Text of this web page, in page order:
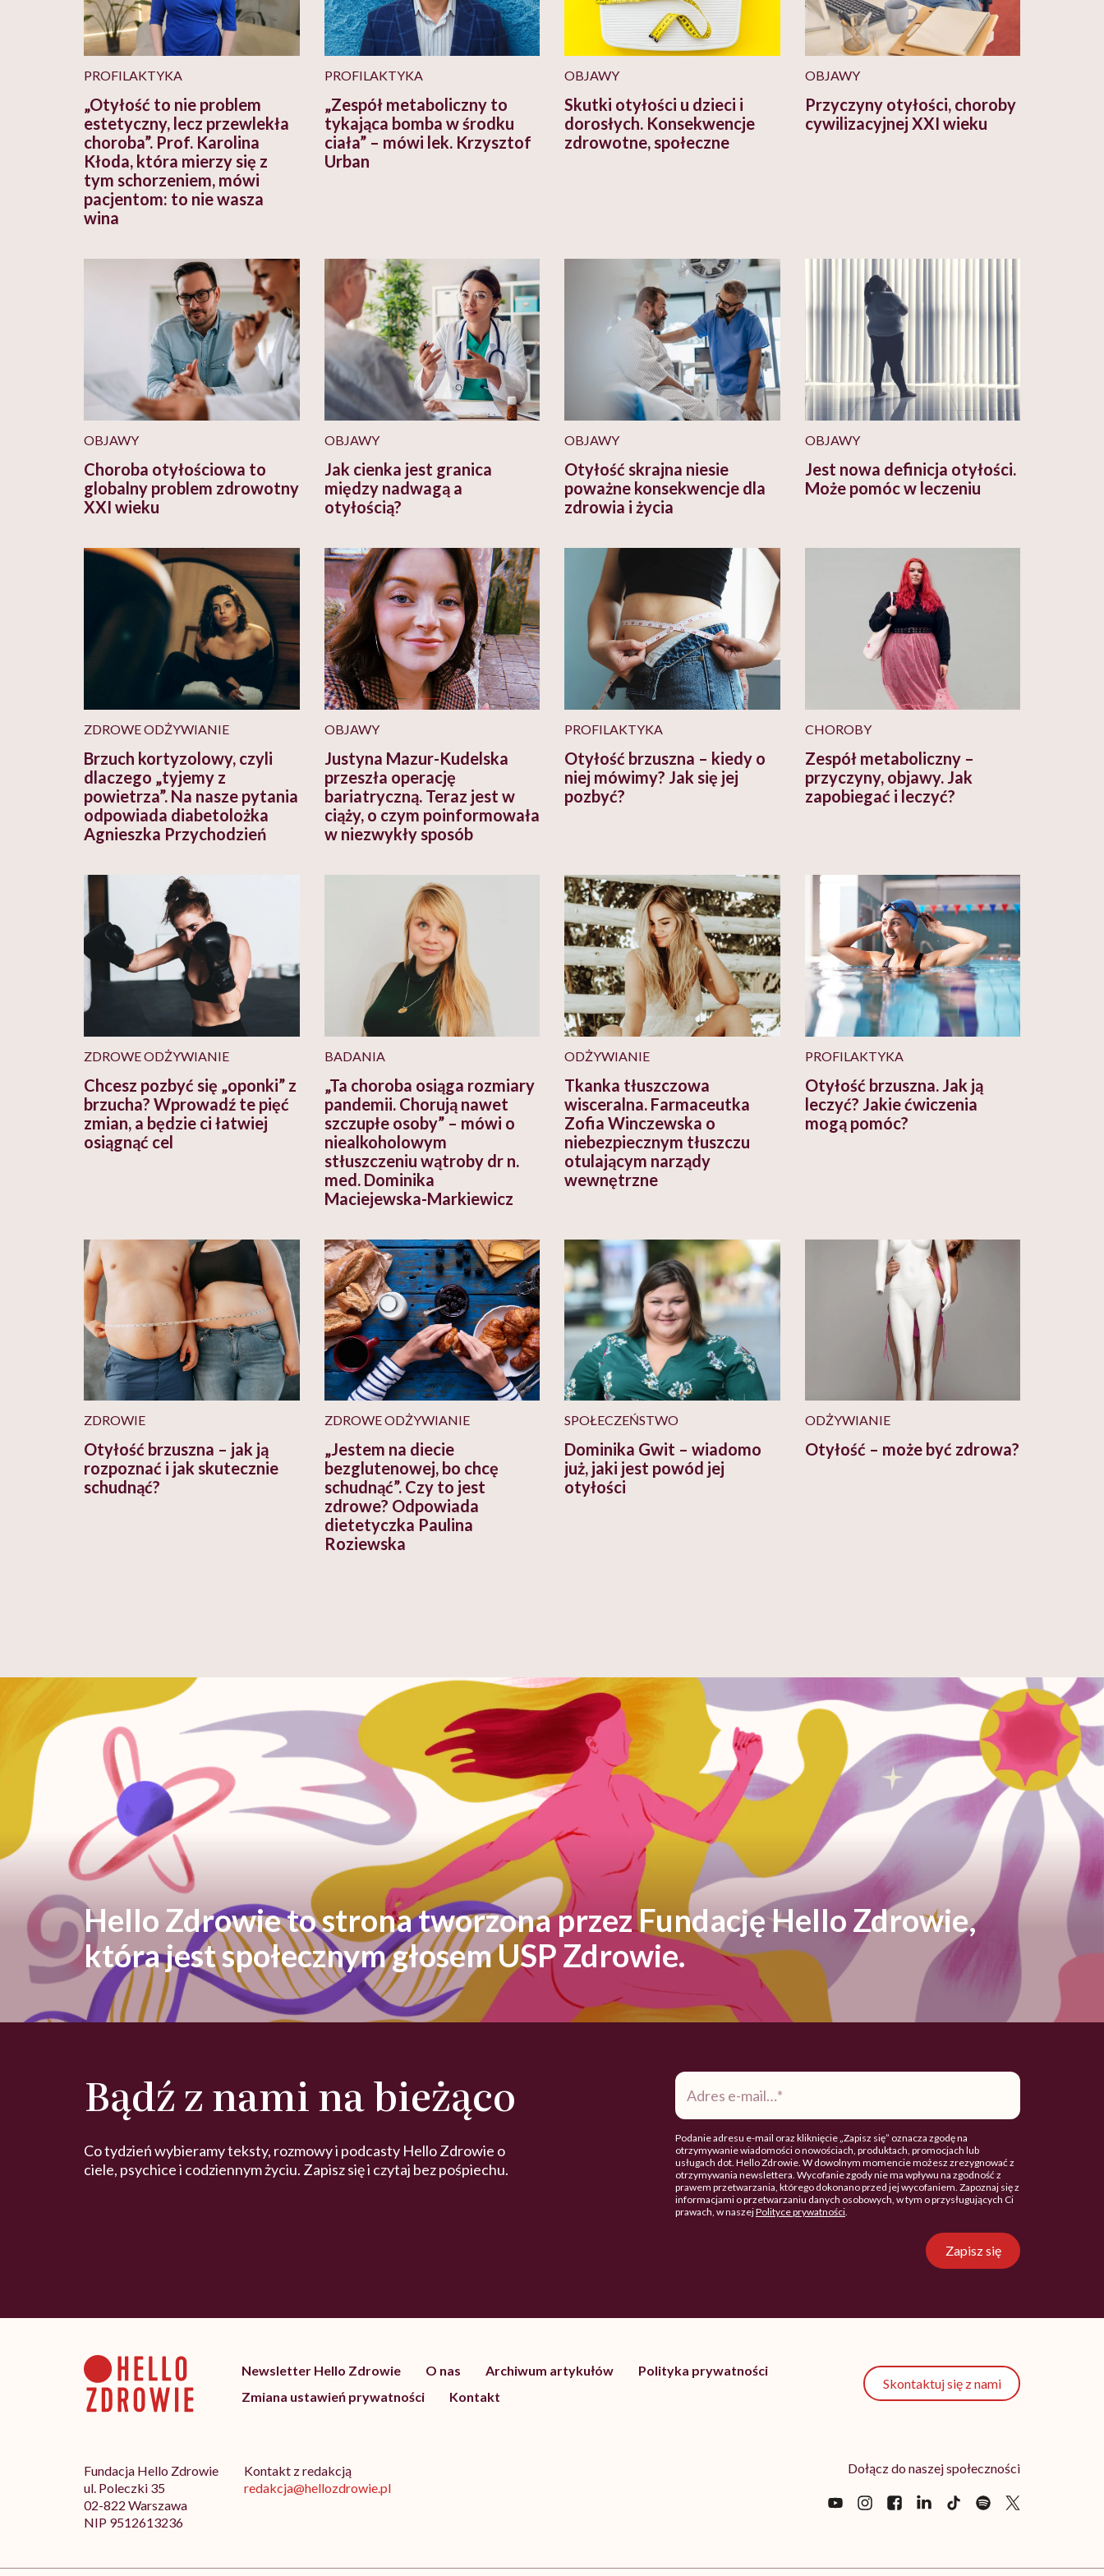
PROFILAKTYKA
„Otyłość to nie problem
estetyczny, lecz przewlekła
choroba”. Prof. Karolina
Kłoda, która mierzy się z
tym schorzeniem, mówi
pacjentom: to nie wasza
wina
PROFILAKTYKA
„Zespół metaboliczny to
tykająca bomba w środku
ciała” – mówi lek. Krzysztof
Urban
OBJAWY
Skutki otyłości u dzieci i
dorosłych. Konsekwencje
zdrowotne, społeczne
OBJAWY
Przyczyny otyłości, choroby
cywilizacyjnej XXI wieku
OBJAWY
Choroba otyłościowa to
globalny problem zdrowotny
XXI wieku
OBJAWY
Jak cienka jest granica
między nadwagą a
otyłością?
OBJAWY
Otyłość skrajna niesie
poważne konsekwencje dla
zdrowia i życia
OBJAWY
Jest nowa definicja otyłości.
Może pomóc w leczeniu
ZDROWE ODŻYWIANIE
Brzuch kortyzolowy, czyli
dlaczego „tyjemy z
powietrza”. Na nasze pytania
odpowiada diabetolożka
Agnieszka Przychodzień
OBJAWY
Justyna Mazur-Kudelska
przeszła operację
bariatryczną. Teraz jest w
ciąży, o czym poinformowała
w niezwykły sposób
PROFILAKTYKA
Otyłość brzuszna – kiedy o
niej mówimy? Jak się jej
pozbyć?
CHOROBY
Zespół metaboliczny –
przyczyny, objawy. Jak
zapobiegać i leczyć?
ZDROWE ODŻYWIANIE
Chcesz pozbyć się „oponki” z
brzucha? Wprowadź te pięć
zmian, a będzie ci łatwiej
osiągnąć cel
BADANIA
„Ta choroba osiąga rozmiary
pandemii. Chorują nawet
szczupłe osoby” – mówi o
niealkoholowym
stłuszczeniu wątroby dr n.
med. Dominika
Maciejewska-Markiewicz
ODŻYWIANIE
Tkanka tłuszczowa
wisceralna. Farmaceutka
Zofia Winczewska o
niebezpiecznym tłuszczu
otulającym narządy
wewnętrzne
PROFILAKTYKA
Otyłość brzuszna. Jak ją
leczyć? Jakie ćwiczenia
mogą pomóc?
ZDROWIE
Otyłość brzuszna – jak ją
rozpoznać i jak skutecznie
schudnąć?
ZDROWE ODŻYWIANIE
„Jestem na diecie
bezglutenowej, bo chcę
schudnąć”. Czy to jest
zdrowe? Odpowiada
dietetyczka Paulina
Roziewska
SPOŁECZEŃSTWO
Dominika Gwit – wiadomo
już, jaki jest powód jej
otyłości
ODŻYWIANIE
Otyłość – może być zdrowa?
Hello Zdrowie to strona tworzona przez Fundację Hello Zdrowie,
która jest społecznym głosem USP Zdrowie.
Bądź z nami na bieżąco
Co tydzień wybieramy teksty, rozmowy i podcasty Hello Zdrowie o
ciele, psychice i codziennym życiu. Zapisz się i czytaj bez pośpiechu.
Adres
mail*
Podanie adresu e-mail oraz kliknięcie „Zapisz się” oznacza zgodę na
otrzymywanie wiadomości o nowościach, produktach, promocjach lub
usługach dot. Hello Zdrowie. W dowolnym momencie możesz zrezygnować z
otrzymywania newslettera. Wycofanie zgody nie ma wpływu na zgodność z
prawem przetwarzania, którego dokonano przed jej wycofaniem. Zapoznaj się z
informacjami o przetwarzaniu danych osobowych, w tym o przysługujących Ci
prawach, w naszejPolityce prywatności.
Zapisz się
Newsletter Hello Zdrowie O nas Archiwum artykułów
Polityka prywatności
Zmiana ustawień prywatności
Kontakt
Skontaktuj się z nami
Fundacja Hello Zdrowie
ul. Poleczki 35
02-822 Warszawa
NIP 9512613236
Kontakt z redakcją
redakcja@hellozdrowie.pl
Dołącz do naszej społeczności